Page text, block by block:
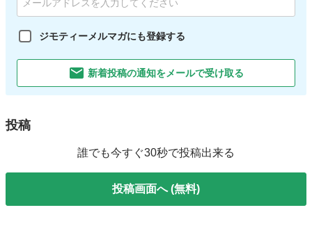
ジモティーメルマガにも登録する
新着投稿の通知をメールで受け取る
投稿
誰でも今すぐ30秒で投稿出来る
投稿画面へ (無料)